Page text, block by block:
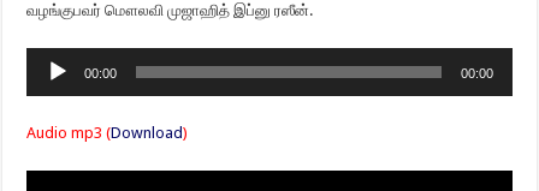
வழங்குபவர் மௌலவி முஜாஹித் இப்னு ரஸீன்.
Audio
Player
00:00 00:00
Audio mp3 (Download)